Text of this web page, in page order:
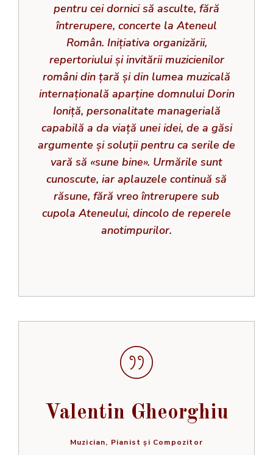
Valentin Gheorghiu
Muzician, Pianist și Compozitor
pentru cei dornici să asculte, fără
întrerupere, concerte la Ateneul
Român. Inițiativa organizării,
repertoriului şi invitării muzicienilor
români din ţară şi din lumea muzicală
internaţională aparţine domnului Dorin
Ioniţă, personalitate managerială
capabilă a da viaţă unei idei, de a găsi
argumente şi soluţii pentru ca serile de
vară să «sune bine». Urmările sunt
cunoscute, iar aplauzele continuă să
răsune, fără vreo întrerupere sub
cupola Ateneului, dincolo de reperele
anotimpurilor.